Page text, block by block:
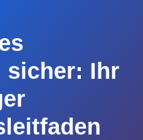
sicher: Ihr